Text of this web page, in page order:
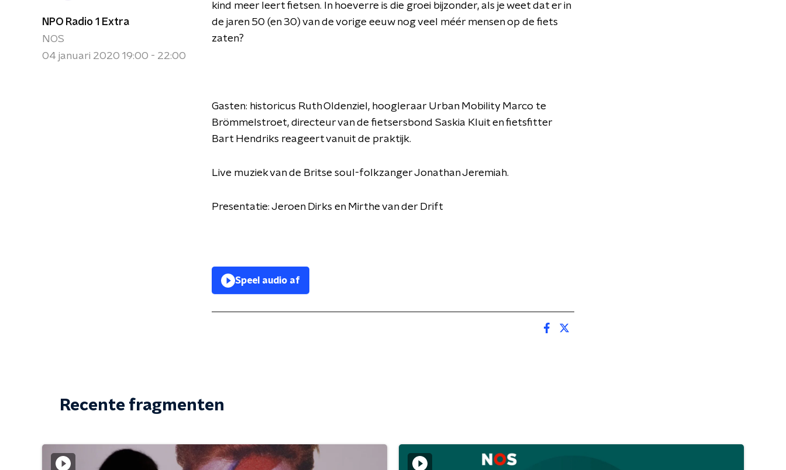
NPO Radio 1 Extra
NOS
04 januari 2020 19:00 - 22:00
kind meer leert fietsen. In hoeverre is die groei bijzonder, als je weet dat er in
de jaren 50 (en 30) van de vorige eeuw nog veel méér mensen op de fiets
zaten?
Gasten: historicus Ruth Oldenziel, hoogleraar Urban Mobility Marco te
Brömmelstroet, directeur van de fietsersbond Saskia Kluit en fietsfitter
Bart Hendriks reageert vanuit de praktijk.
Live muziek van de Britse soul-folkzanger Jonathan Jeremiah.
Presentatie: Jeroen Dirks en Mirthe van der Drift
Speel audio af
Recente fragmenten